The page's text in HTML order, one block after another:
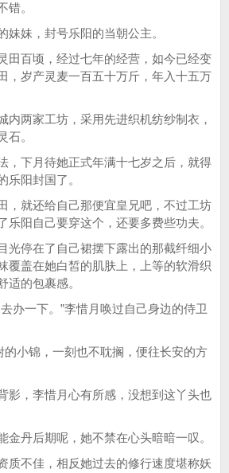
错。
妹妹，封号乐阳的当朝公主。
田百顷，经过七年的经营，如今已经变
，岁产灵麦一百五十万斤，年入十五万
内两家工坊，采用先进织机纺纱制衣，
石。
，下月待她正式年满十七岁之后，就得
乐阳封国了。
，就还给自己那便宜皇兄吧，不过工坊
乐阳自己要穿这个，还要多费些功夫。
光停在了自己裙摆下露出的那截纤细小
覆盖在她白皙的肌肤上，上等的软滑织
适的包裹感。
办一下。”李惜月唤过自己身边的侍卫
的小锦，一刻也不耽搁，便往长安的方
影，李惜月心有所感，没想到这丫头也
金丹后期呢，她不禁在心头暗暗一叹。
质不佳，相反她过去的修行速度堪称妖